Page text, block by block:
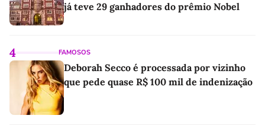
já teve 29 ganhadores do prêmio Nobel
4 FAMOSOS
Deborah Secco é processada por vizinho
que pede quase R$ 100 mil de indenização